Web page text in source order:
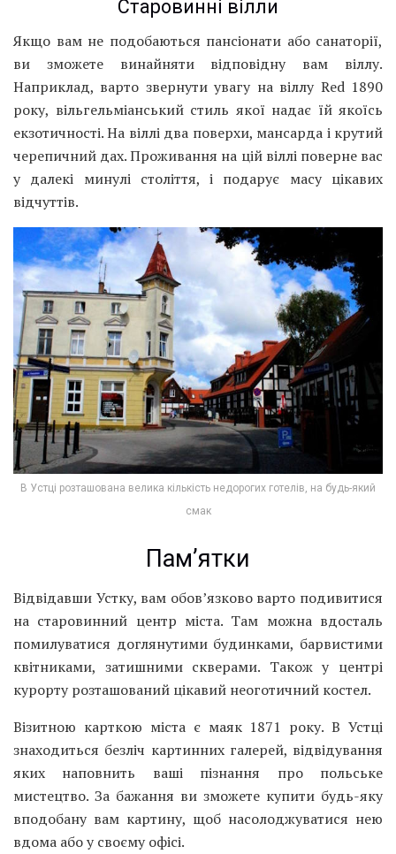
Старовинні вілли
Якщо вам не подобаються пансіонати або санаторії,
ви зможете винайняти відповідну вам віллу.
Наприклад, варто звернути увагу на віллу Red 1890
року, вільгельміанський стиль якої надає їй якоїсь
екзотичності. На віллі два поверхи, мансарда і крутий
черепичний дах. Проживання на цій віллі поверне вас
у далекі минулі століття, і подарує масу цікавих
відчуттів.
В Устці розташована велика кількість недорогих готелів, на будь-який
смак
Пам’ятки
Відвідавши Устку, вам обов’язково варто подивитися
на старовинний центр міста. Там можна вдосталь
помилуватися доглянутими будинками, барвистими
квітниками, затишними скверами. Також у центрі
курорту розташований цікавий неоготичний костел.
Візитною карткою міста є маяк 1871 року. В Устці
знаходиться безліч картинних галерей, відвідування
яких наповнить ваші пізнання про польське
мистецтво. За бажання ви зможете купити будь-яку
вподобану вам картину, щоб насолоджуватися нею
вдома або у своєму офісі.